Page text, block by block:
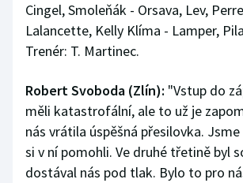
Cingel, Smoleňák - Orsava, Lev,
Lalancette, Kelly Klíma - Lamper,
Trenér: T. Martinec.
Robert Svoboda (Zlín): "Vstup do
měli katastrofální, ale to už je
nás vrátila úspěšná přesilovka.
si v ní pomohli. Ve druhé třetině byl
dostával nás pod tlak. Bylo to pro